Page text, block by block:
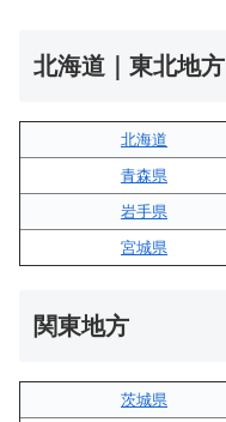
北海道｜東北地方
北海道
青森県
岩手県
宮城県
関東地方
茨城県